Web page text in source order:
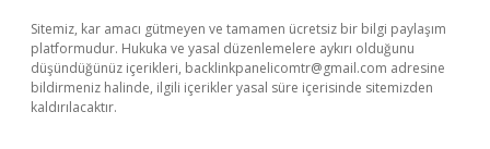
Sitemiz, kar amacı gütmeyen ve tamamen ücretsiz bir bilgi paylaşım
platformudur. Hukuka ve yasal düzenlemelere aykırı olduğunu
düşündüğünüz içerikleri, backlinkpanelicomtr@gmail.com adresine
bildirmeniz halinde, ilgili içerikler yasal süre içerisinde sitemizden
kaldırılacaktır.